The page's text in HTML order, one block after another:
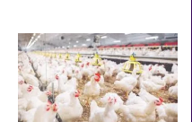
90 جنيهًا للكيلو وفقا لأسعار
بورصة الدواجن، ونقدم لكم…